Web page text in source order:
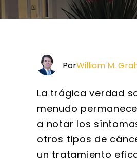
PorWilliam M.
La trágica verdad
menudo
a notar los
otros tipos de
un tratamiento